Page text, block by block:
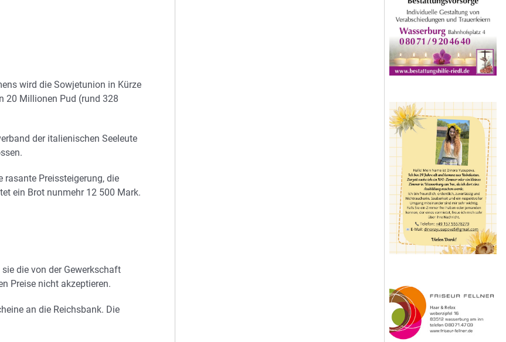
wird die Sowjetunion in Kürze
20 Millionen Pud (rund 328
der italienischen Seeleute
rasante Preissteigerung, die
ein Brot nunmehr 12 500 Mark.
die von der Gewerkschaft
Preise nicht akzeptieren.
an die Reichsbank. Die